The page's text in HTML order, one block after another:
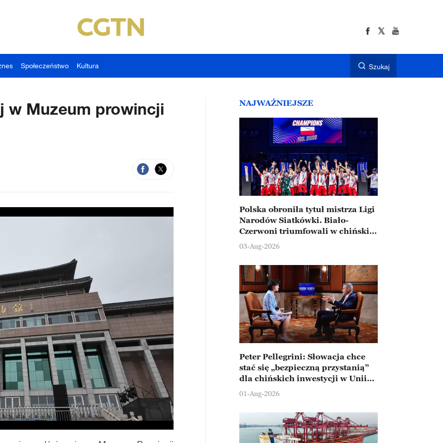
Społeczeństwo Kultura Szukaj
w Muzeum prowincji NAJWAŻNIEJSZE
Polska obroniła tytuł mistrza Ligi
Narodów Siatkówki. Biało-
Czerwoni triumfowali w chińskim
Ningbo
03-Aug-2026
Peter Pellegrini: Słowacja chce
stać się „bezpieczną przystanią”
dla chińskich inwestycji w Unii
Europejskiej
01-Aug-2026